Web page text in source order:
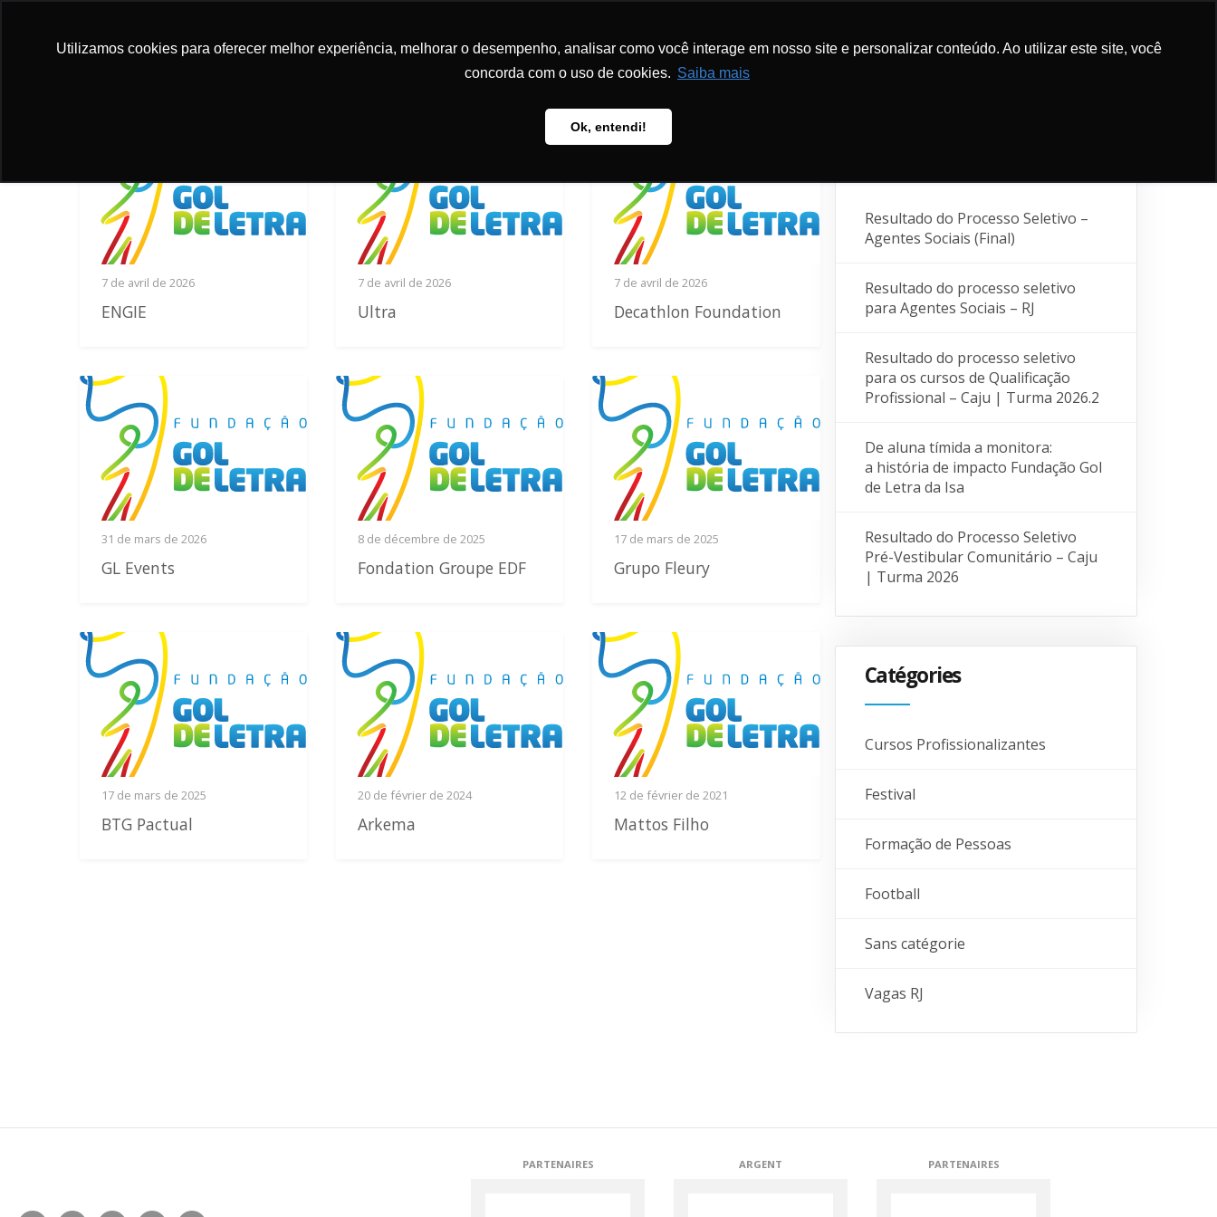
Utilizamos cookies para oferecer melhor experiência, melhorar o desempenho, analisar como você interage em nosso site e personalizar conteúdo. Ao utilizar este site, você
concorda com o uso de cookies. Saiba mais
Ok, entendi!
UN
#5028 (SEM
UN
LA
FONDATION
PROGRAMMES PÉDAGOGIE
7 de avril de 2026
ENGIE
7 de avril de 2026
Ultra
7 de avril de 2026
Decathlon Foundation
31 de mars de 2026
GL Events
8 de décembre de 2025
Fondation Groupe EDF
17 de mars de 2025
Grupo Fleury
17 de mars de 2025
BTG Pactual
20 de février de 2024
Arkema
12 de février de 2021
Mattos Filho
Resultado do Processo Seletivo –
Agentes Sociais (Final)
Resultado do processo seletivo
para Agentes Sociais – RJ
Resultado do processo seletivo
para os cursos de Qualificação
Profissional – Caju | Turma 2026.2
De aluna tímida a monitora:
a história de impacto Fundação Gol
de Letra da Isa
Resultado do Processo Seletivo
Pré-Vestibular Comunitário – Caju
| Turma 2026
Catégories
Cursos Profissionalizantes
Festival
Formação de Pessoas
Football
Sans catégorie
Vagas RJ
PARTENAIRES ARGENT PARTENAIRES